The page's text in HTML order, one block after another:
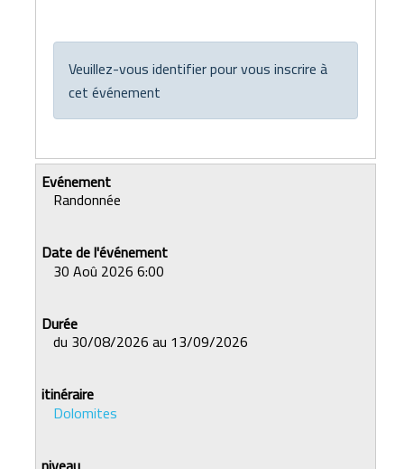
Veuillez-vous identifier pour vous inscrire à
cet événement
Randonnée
30 Aoû 2026 6:00
du 30/08/2026 au 13/09/2026
Dolomites